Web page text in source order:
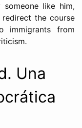
like him,
the course
immigrants from
Una